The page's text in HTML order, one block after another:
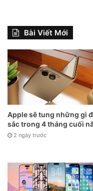
Bài Viết Mới
Apple sẽ tung những gì
sắc trong 4 tháng cuối
2 ngày trước